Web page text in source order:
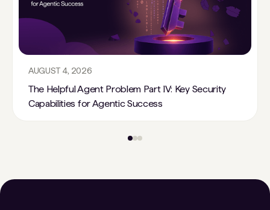
AUGUST 4, 2026
The Helpful Agent Problem Part IV: Key Security
Capabilities for Agentic Success